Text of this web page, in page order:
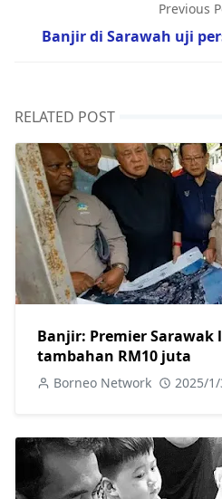
Previous
Banjir di Sarawah uji
RELATED POST
Banjir: Premier
tambahan RM10 juta
Borneo Network 2025/1/